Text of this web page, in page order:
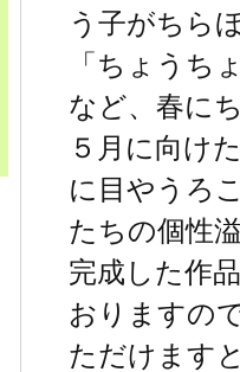
う子がちら
「ちょうち
など、春に
５月に向け
に目やうろ
たちの個性
完成した作
おりますの
ただけます